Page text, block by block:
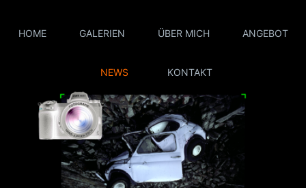
HOME GALERIEN ÜBER MICH ANGEBOT
NEWS KONTAKT